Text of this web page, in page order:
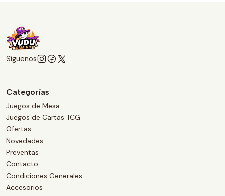
Síguenos
Categorías
Juegos de Mesa
Juegos de Cartas TCG
Ofertas
Novedades
Preventas
Contacto
Condiciones Generales
Accesorios